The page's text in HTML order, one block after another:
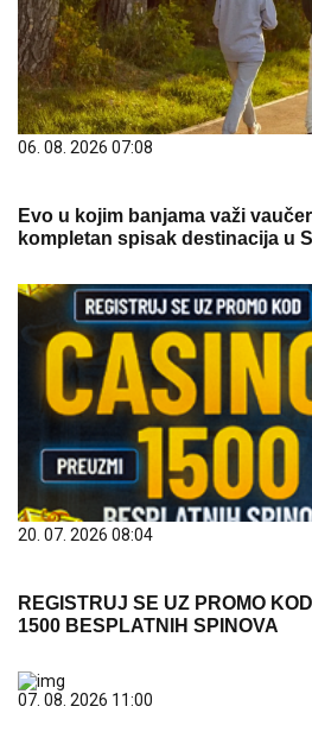
06. 08. 2026 07:08
Evo u kojim banjama važi
kompletan spisak destinacija u
20. 07. 2026 08:04
REGISTRUJ SE UZ PROMO
1500 BESPLATNIH SPINOVA
07. 08. 2026 11:00